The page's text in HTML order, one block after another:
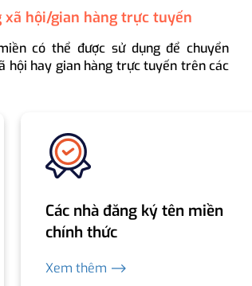
xã hội/gian hàng trực tuyến
có thể được sử dụng để chuyển
hội hay gian hàng trực tuyến trên các
Các nhà đăng ký tên miền
chính thức
Xem thêm ⟶